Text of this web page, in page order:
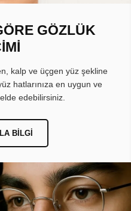
GÖZLÜK
kalp ve üçgen yüz şekline
hatlarınıza en uygun ve
edebilirsiniz.
BILGI